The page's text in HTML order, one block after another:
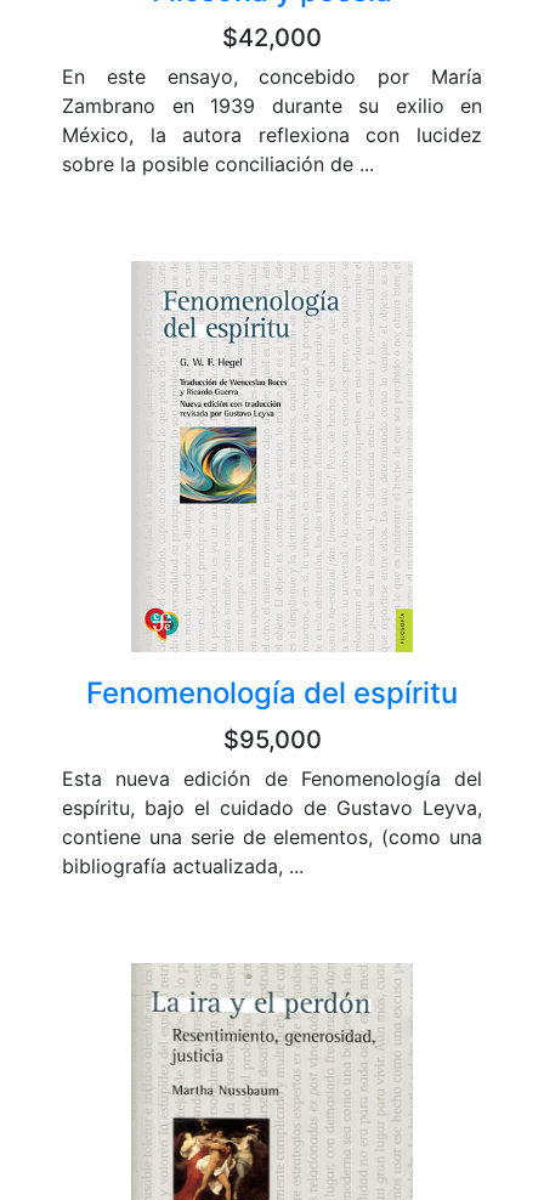
$42,000
En este ensayo, concebido por María
Zambrano en 1939 durante su exilio en
México, la autora reflexiona con lucidez
sobre la posible conciliación de ...
Fenomenología del espíritu
$95,000
Esta nueva edición de Fenomenología del
espíritu, bajo el cuidado de Gustavo Leyva,
contiene una serie de elementos, (como una
bibliografía actualizada, ...